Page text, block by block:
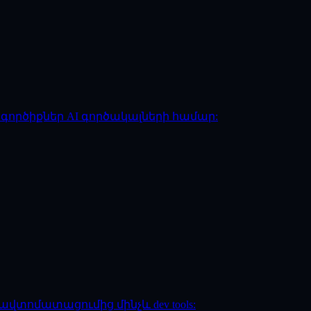
գործիքներ AI գործակալների համար:
ավտոմատացումից մինչև dev tools: